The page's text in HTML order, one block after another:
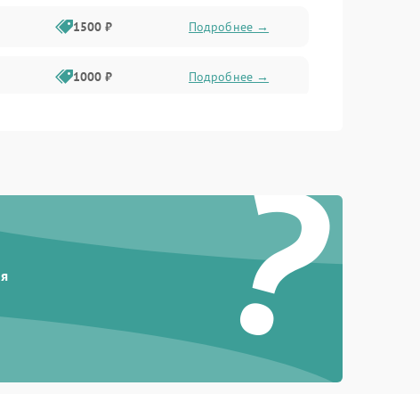
1500 ₽ Подробнее →
1000 ₽ Подробнее →
1000 ₽
Подробнее →
?